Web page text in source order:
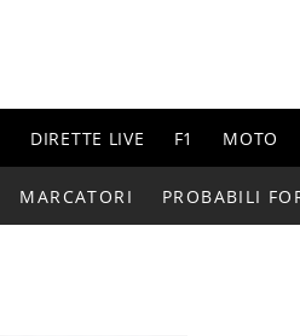
DIRETTE LIVE F1 MOTO
MARCATORI PROBABILI